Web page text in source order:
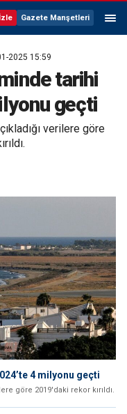
Gazete Manşetleri
2025 15:59
tarihi
geçti
verilere göre
4 milyonu geçti
göre 2019'daki rekor kırıldı.